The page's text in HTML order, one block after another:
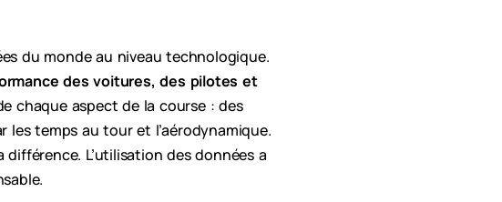
du monde au niveau technologique.
des voitures, des pilotes et
chaque aspect de la course : des
temps au tour et l’aérodynamique.
L’utilisation des données a